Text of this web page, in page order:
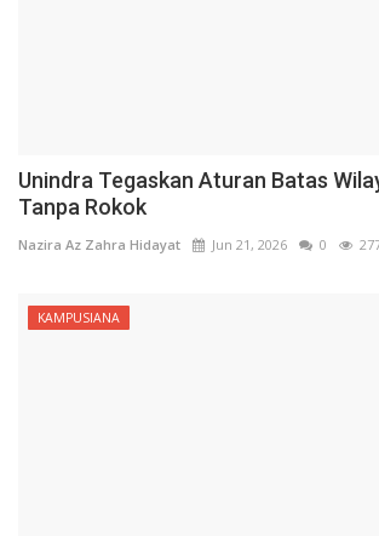
Unindra Tegaskan Aturan Batas
Tanpa Rokok
Nazira Az Zahra Hidayat Jun 21, 2026 0
KAMPUSIANA